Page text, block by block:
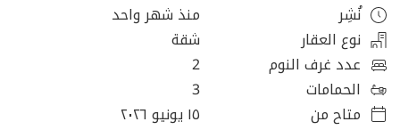
نُشِر
منذ شهر واحد
نوع العقار
شقة
عدد غرف النوم
2
الحمامات
3
متاح من
١٥ يونيو ٢٠٢٦